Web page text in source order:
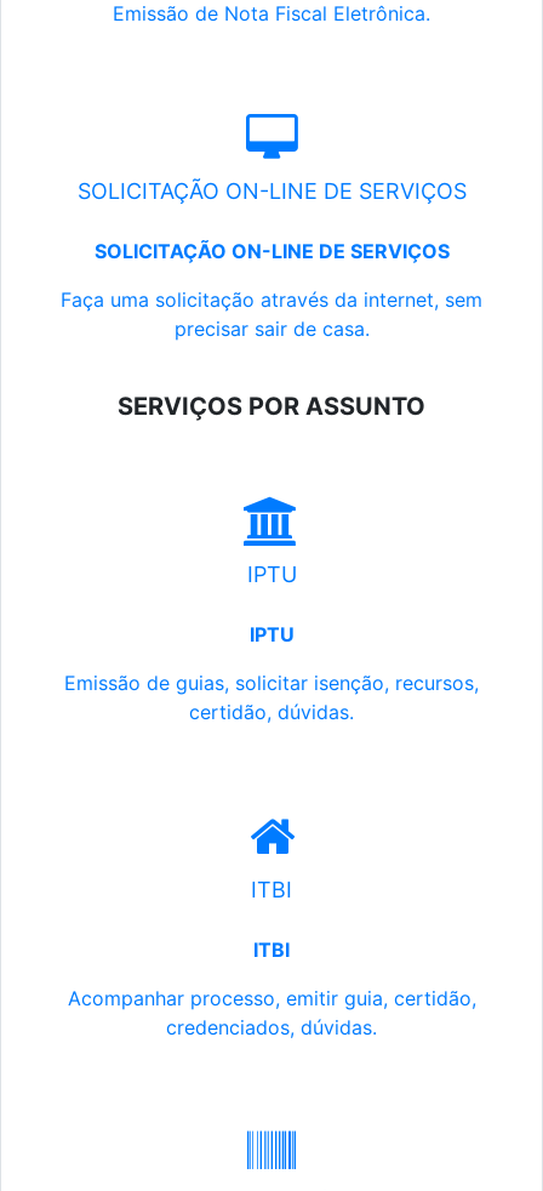
Emissão de Nota Fiscal Eletrônica.
SOLICITAÇÃO ON-LINE DE SERVIÇOS
SOLICITAÇÃO ON-LINE DE SERVIÇOS
Faça uma solicitação através da internet, sem
precisar sair de casa.
SERVIÇOS POR ASSUNTO
IPTU
IPTU
Emissão de guias, solicitar isenção, recursos,
certidão, dúvidas.
ITBI
ITBI
Acompanhar processo, emitir guia, certidão,
credenciados, dúvidas.